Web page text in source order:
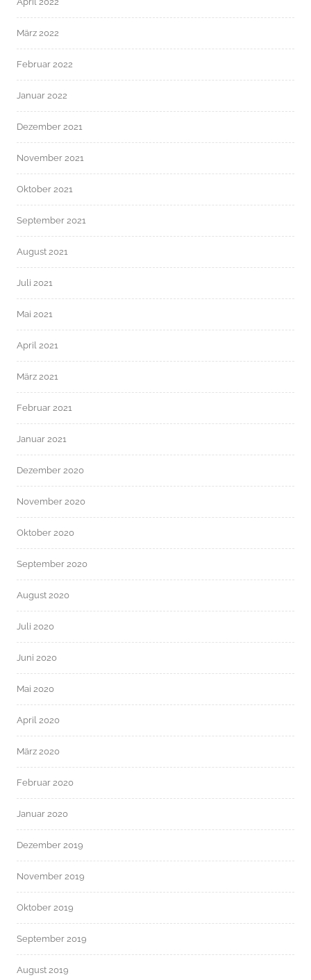
März 2022
Februar 2022
Januar 2022
Dezember 2021
November 2021
Oktober 2021
September 2021
August 2021
Juli 2021
Mai 2021
April 2021
März 2021
Februar 2021
Januar 2021
Dezember 2020
November 2020
Oktober 2020
September 2020
August 2020
Juli 2020
Juni 2020
Mai 2020
April 2020
März 2020
Februar 2020
Januar 2020
Dezember 2019
November 2019
Oktober 2019
September 2019
August 2019